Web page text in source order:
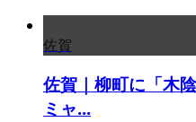
佐賀
佐賀｜柳町に「木
ミャ...